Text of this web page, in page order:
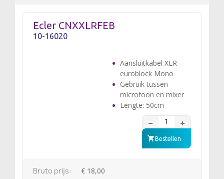
Ecler CNXXLRFEB
10-16020
Aansluitkabel XLR -
euroblock Mono
Gebruik tussen
microfoon en mixer
Lengte: 50cm
Bestellen
Bruto prijs: € 18,00